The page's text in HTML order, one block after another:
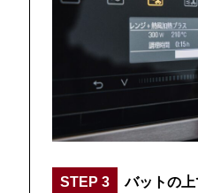
STEP 3 バットの